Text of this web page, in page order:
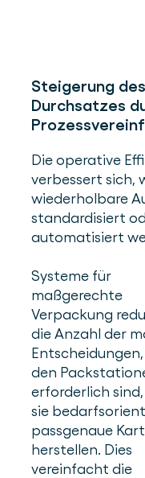
Steigerung des
Durchsatzes
Die operative
verbessert sich,
wiederholbare
standardisiert
automatisiert
Systeme für
maßgerechte
Verpackung
die Anzahl der
den
erforderlich
sie
passgenaue
herstellen. Dies
vereinfacht die